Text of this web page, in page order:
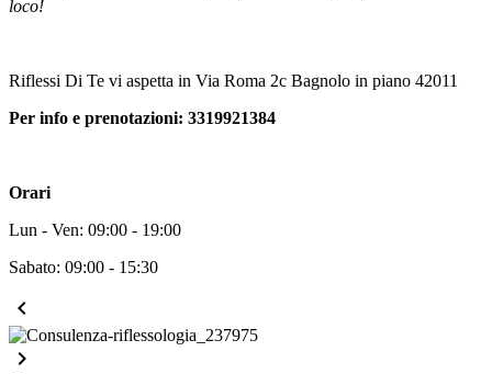
loco!
Riflessi Di Te vi aspetta in Via Roma 2c Bagnolo in piano 42011
Per info e prenotazioni: 3319921384
Orari
Lun - Ven: 09:00 - 19:00
Sabato: 09:00 - 15:30

